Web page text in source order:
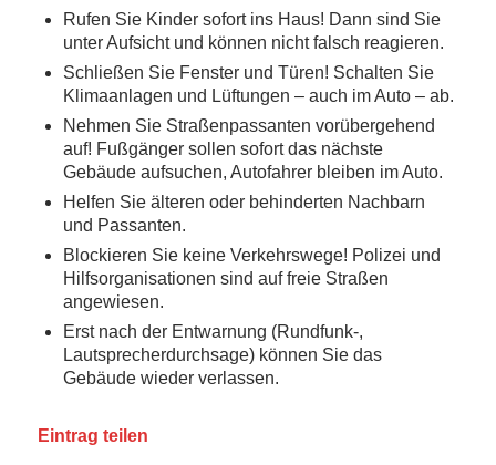
Rufen Sie Kinder sofort ins Haus! Dann sind Sie
unter Aufsicht und können nicht falsch reagieren.
Schließen Sie Fenster und Türen! Schalten Sie
Klimaanlagen und Lüftungen – auch im Auto – ab.
Nehmen Sie Straßenpassanten vorübergehend
auf! Fußgänger sollen sofort das nächste
Gebäude aufsuchen, Autofahrer bleiben im Auto.
Helfen Sie älteren oder behinderten Nachbarn
und Passanten.
Blockieren Sie keine Verkehrswege! Polizei und
Hilfsorganisationen sind auf freie Straßen
angewiesen.
Erst nach der Entwarnung (Rundfunk-,
Lautsprecherdurchsage) können Sie das
Gebäude wieder verlassen.
Eintrag teilen